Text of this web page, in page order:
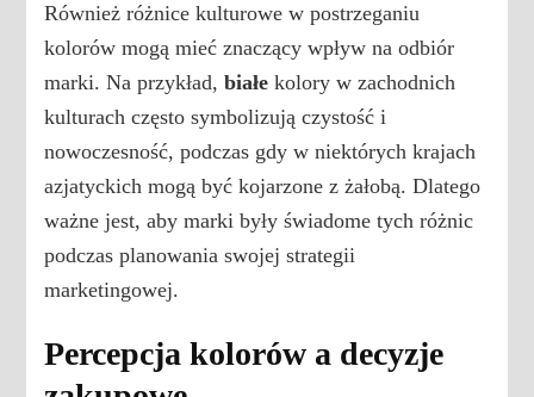
Również różnice kulturowe w postrzeganiu
kolorów mogą mieć znaczący wpływ na odbiór
marki. Na przykład,białe kolory w zachodnich
kulturach często symbolizują czystość i
nowoczesność, podczas gdy w niektórych krajach
azjatyckich mogą być kojarzone z żałobą. Dlatego
ważne jest, aby marki były świadome tych różnic
podczas planowania swojej strategii
marketingowej.
Percepcja kolorów a decyzje